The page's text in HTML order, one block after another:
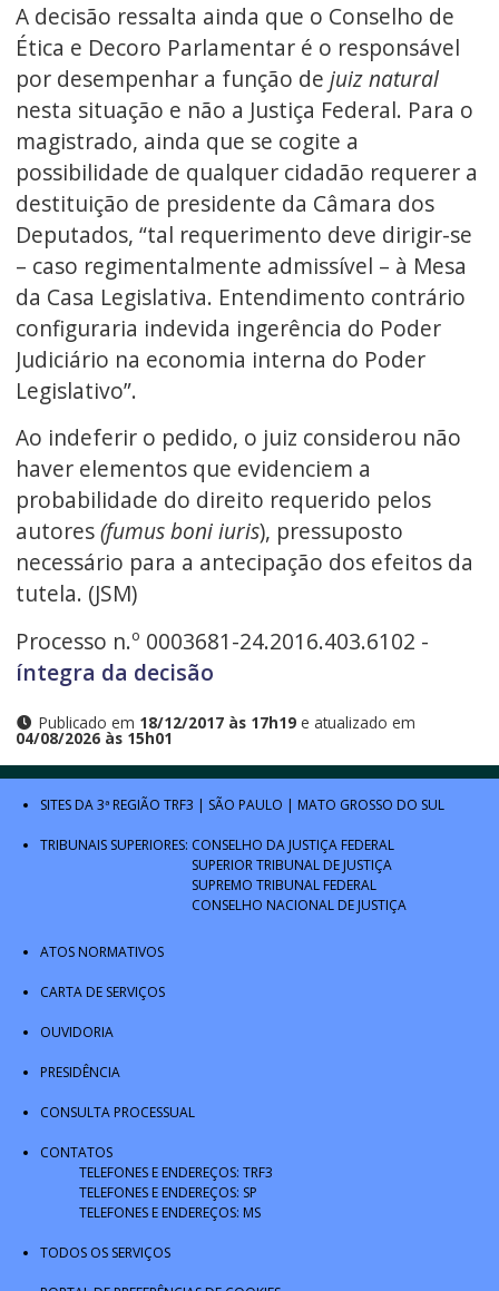
A decisão ressalta ainda que o Conselho de
Ética e Decoro Parlamentar é o responsável
por desempenhar a função de juiz natural
nesta situação e não a Justiça Federal. Para o
magistrado, ainda que se cogite a
possibilidade de qualquer cidadão requerer a
destituição de presidente da Câmara dos
Deputados, “tal requerimento deve dirigir-se
– caso regimentalmente admissível – à Mesa
da Casa Legislativa. Entendimento contrário
configuraria indevida ingerência do Poder
Judiciário na economia interna do Poder
Legislativo”.
Ao indeferir o pedido, o juiz considerou não
haver elementos que evidenciem a
probabilidade do direito requerido pelos
autores(fumus boni iuris), pressuposto
necessário para a antecipação dos efeitos da
tutela. (JSM)
Processo n.º 0003681-24.2016.403.6102 -
íntegra da decisão
Publicado em 18/12/2017 às 17h19e atualizado em
04/08/2026 às 15h01
SITES DA 3ª REGIÃO TRF3 | SÃO PAULO | MATO GROSSO DO SUL
TRIBUNAIS SUPERIORES: CONSELHO DA JUSTIÇA FEDERAL
SUPERIOR TRIBUNAL DE JUSTIÇA
SUPREMO TRIBUNAL FEDERAL
CONSELHO NACIONAL DE JUSTIÇA
ATOS NORMATIVOS
CARTA DE SERVIÇOS
OUVIDORIA
PRESIDÊNCIA
CONSULTA PROCESSUAL
CONTATOS
TELEFONES E ENDEREÇOS: TRF3
TELEFONES E ENDEREÇOS: SP
TELEFONES E ENDEREÇOS: MS
TODOS OS SERVIÇOS